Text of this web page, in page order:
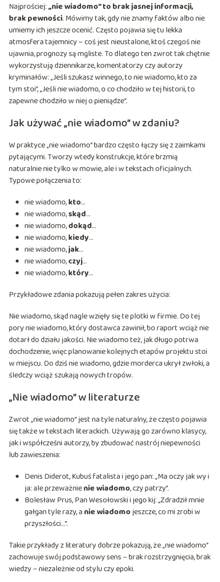
Najprościej:„nie wiadomo” to brak jasnej informacji,
brak pewności. Mówimy tak, gdy nie znamy faktów albo nie
umiemy ich jeszcze ocenić. Często pojawia się tu lekka
atmosfera tajemnicy – coś jest nieustalone, ktoś czegoś nie
ujawnia, prognozy są mgliste. To dlatego ten zwrot tak chętnie
wykorzystują dziennikarze, komentatorzy czy autorzy
kryminałów: „Jeśli szukasz winnego, to nie wiadomo, kto za
tym stoi”, „Jeśli nie wiadomo, o co chodziło w tej historii, to
zapewne chodziło w niej o pieniądze”.
Jak używać „nie wiadomo” w zdaniu?
W praktyce „nie wiadomo” bardzo często łączy się z zaimkami
pytającymi. Tworzy wtedy konstrukcje, które brzmią
naturalnie nie tylko w mowie, ale i w tekstach oficjalnych.
Typowe połączenia to:
nie wiadomo,kto…
nie wiadomo,skąd…
nie wiadomo,dokąd…
nie wiadomo,kiedy…
nie wiadomo,jak…
nie wiadomo,czyj…
nie wiadomo,który…
Przykładowe zdania pokazują pełen zakres użycia:
Nie wiadomo, skąd nagle wzięły się te plotki w firmie. Do tej
pory nie wiadomo, który dostawca zawinił, bo raport wciąż nie
dotarł do działu jakości. Nie wiadomo też, jak długo potrwa
dochodzenie, więc planowanie kolejnych etapów projektu stoi
w miejscu. Do dziś nie wiadomo, gdzie morderca ukrył zwłoki, a
śledczy wciąż szukają nowych tropów.
„Nie wiadomo” w literaturze
Zwrot „nie wiadomo” jest na tyle naturalny, że często pojawia
się także w tekstach literackich. Używają go zarówno klasycy,
jak i współcześni autorzy, by zbudować nastrój niepewności
lub zawieszenia:
Denis Diderot,Kubuś fatalista i jego pan: „Ma oczy jak wy i
ja: ale przeważnienie wiadomo, czy patrzy”.
Bolesław Prus,Pan Wesołowski i jego kij: „Zdradził mnie
gałgan tyle razy, a nie wiadomojeszcze, co mi zrobi w
przyszłości…”.
Takie przykłady z literatury dobrze pokazują, że „nie wiadomo”
zachowuje swój podstawowy sens – brak rozstrzygnięcia, brak
wiedzy – niezależnie od stylu czy epoki.